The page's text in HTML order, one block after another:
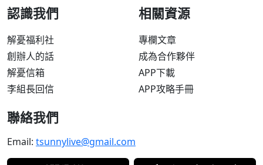
認識我們
解憂福利社
創辦人的話
解憂信箱
李組長回信
相關資源
專欄文章
成為合作夥伴
APP下載
APP攻略手冊
聯絡我們
Email: tsunnylive@gmail.com